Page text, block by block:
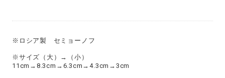
※ロシア製 セミョーノフ
※サイズ（大）→（小）
11cm→8.3cm→6.3cm→4.3cm→3cm